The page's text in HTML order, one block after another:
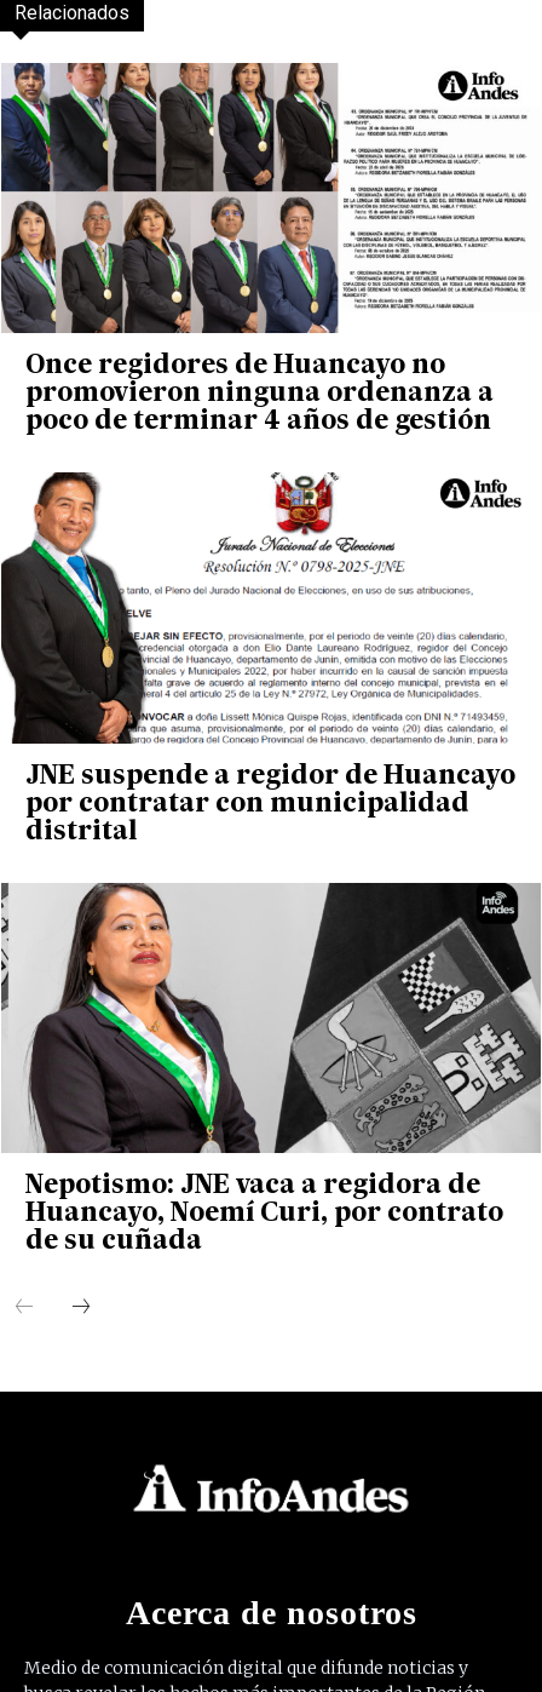
Relacionados
Once regidores de Huancayo no
promovieron ninguna ordenanza a
poco de terminar 4 años de gestión
JNE suspende a regidor de Huancayo
por contratar con municipalidad
distrital
Nepotismo: JNE vaca a regidora de
Huancayo, Noemí Curi, por contrato
de su cuñada
Acerca de nosotros
Medio de comunicación digital que difunde noticias y